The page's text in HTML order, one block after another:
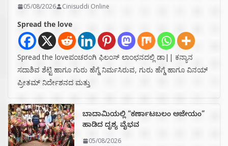
05/08/2026 Cinisuddi Online
Spread the love
Spread the loveಪಂಚರಂಗಿ ಫಿಲಂಸ್ ಲಾಂಛನದಲ್ಲಿ ಡಾ|| ಕನ್ಯಾನ
ಸದಾಶಿವ ಶೆಟ್ಟಿ ಹಾಗೂ ಗುರು ಹೆಗ್ಡೆ ನಿರ್ಮಸಿರುವ, ಗುರು ಹೆಗ್ಡೆ ಹಾಗೂ ವಿನಯ್
ಪ್ರೀತಮ್ ನಿರ್ದೇಶನದ ಮತ್ತು
ಬಾದಾಮಿಯಲ್ಲಿ “ಕರ್ಣಾಟಬಲಂ ಅಜೇಯಂ”
ಹಾಡಿದ ದೃಶ್ಯ ವೈಭವ
05/08/2026